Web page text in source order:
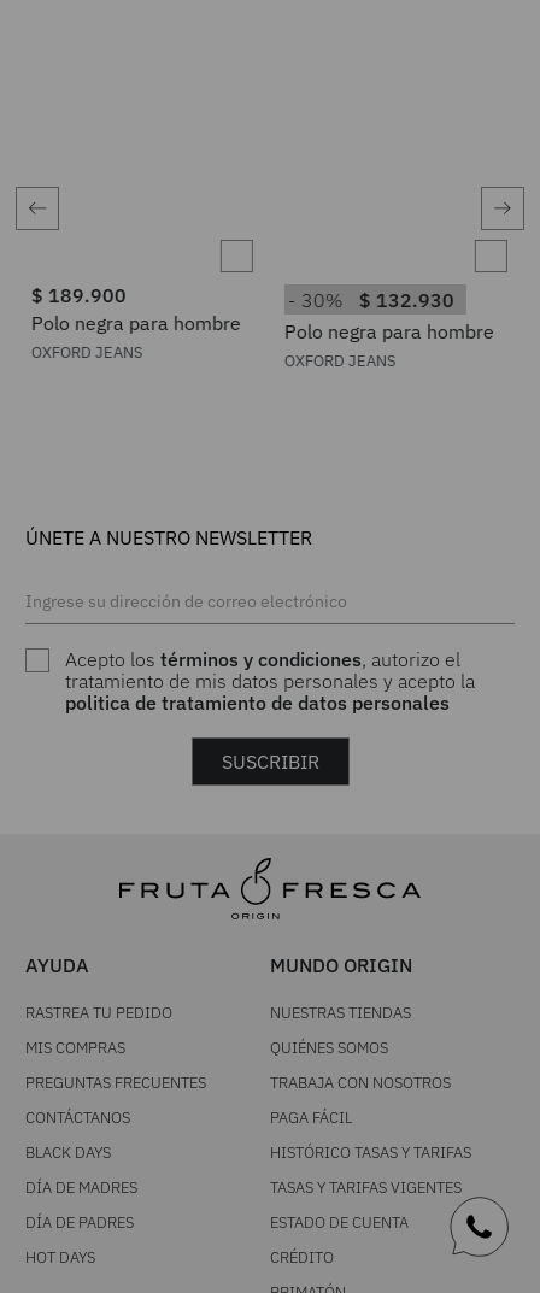
$ 189.900
Polo negra para hombre
OXFORD JEANS
30% $ 132.930
Polo negra para hombre
OXFORD JEANS
ÚNETE A NUESTRO NEWSLETTER
Acepto lostérminos y condiciones, autorizo el
tratamiento de mis datos personales y acepto la
politica de tratamiento de datos personales
SUSCRIBIR
AYUDA
RASTREA TU PEDIDO
MIS COMPRAS
PREGUNTAS FRECUENTES
CONTÁCTANOS
BLACK DAYS
DÍA DE MADRES
DÍA DE PADRES
HOT DAYS
MUNDO ORIGIN
NUESTRAS TIENDAS
QUIÉNES SOMOS
TRABAJA CON NOSOTROS
PAGA FÁCIL
HISTÓRICO TASAS Y TARIFAS
TASAS Y TARIFAS VIGENTES
ESTADO DE CUENTA
CRÉDITO